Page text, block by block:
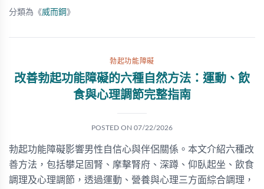
分類為《威而鋼 》
勃起功能障礙
改善勃起功能障礙的六種自然方法：運動、飲
食與心理調節完整指南
POSTED ON 07/22/2026
勃起功能障礙影響男性自信心與伴侶關係。本文介紹六種改
善方法，包括攀足固腎、摩擊腎府、深蹲、仰臥起坐、飲食
調理及心理調節，透過運動、營養與心理三方面綜合調理，